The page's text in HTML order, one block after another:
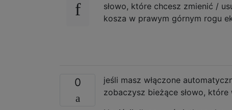
słowo, które chcesz zmienić /
kosza w prawym górnym rogu
0
jeśli masz włączone
zobaczysz bieżące słowo,